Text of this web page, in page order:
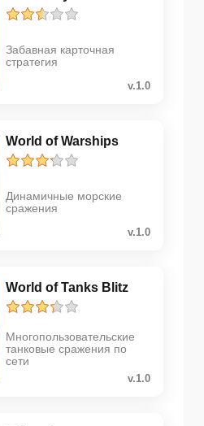
Забавная карточная
стратегия
v.1.0
World of Warships
Динамичные морские
сражения
v.1.0
World of Tanks Blitz
Многопользовательские
танковые сражения по
сети
v.1.0